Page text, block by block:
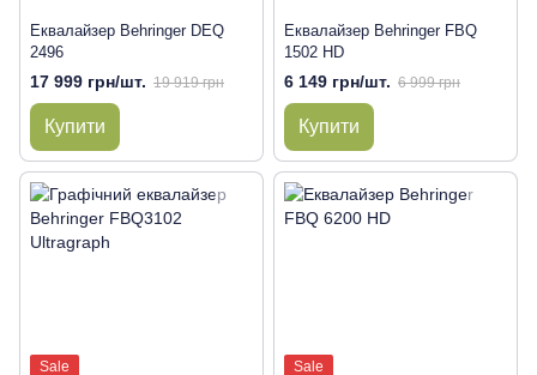
Еквалайзер Behringer DEQ
2496
17 999 грн/шт. 19 919 грн
Купити
Еквалайзер Behringer FBQ
1502 HD
6 149 грн/шт. 6 999 грн
Купити
Sale
Sale